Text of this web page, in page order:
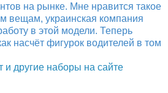
на рынке. Мне нравится такое
вещам, украинская компания
в этой модели. Теперь
насчёт фигурок водителей в том
и другие наборы на сайте